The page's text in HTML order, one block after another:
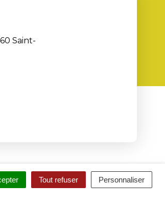
Tout refuser Personnaliser
Saint-